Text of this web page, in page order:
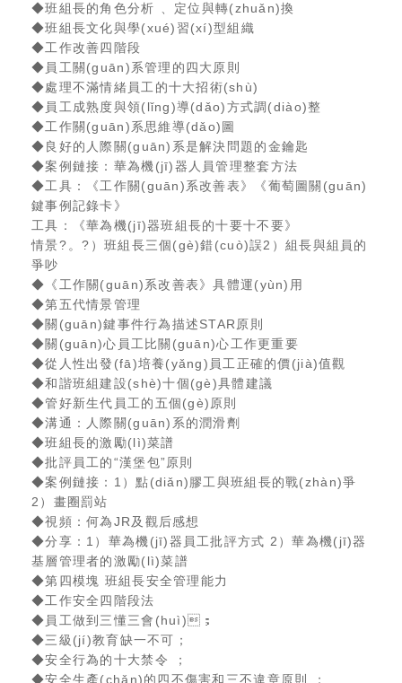
◆班組長的角色分析、定位與轉(zhuǎn)換
◆班組長文化與學(xué)習(xí)型組織
◆工作改善四階段
◆員工關(guān)系管理的四大原則
◆處理不滿情緒員工的十大招術(shù)
◆員工成熟度與領(lǐng)導(dǎo)方式調(diào)整
◆工作關(guān)系思維導(dǎo)圖
◆良好的人際關(guān)系是解決問題的金鑰匙
◆案例鏈接：華為機(jī)器人員管理整套方法
◆工具：《工作關(guān)系改善表》《葡萄圖關(guān)
鍵事例記錄卡》
工具：《華為機(jī)器班組長的十要十不要》
情景?。?）班組長三個(gè)錯(cuò)誤2）組長與組員的
爭吵
◆《工作關(guān)系改善表》具體運(yùn)用
◆第五代情景管理
◆關(guān)鍵事件行為描述STAR原則
◆關(guān)心員工比關(guān)心工作更重要
◆從人性出發(fā)培養(yǎng)員工正確的價(jià)值觀
◆和諧班組建設(shè)十個(gè)具體建議
◆管好新生代員工的五個(gè)原則
◆溝通：人際關(guān)系的潤滑劑
◆班組長的激勵(lì)菜譜
◆批評員工的“漢堡包”原則
◆案例鏈接：1）點(diǎn)膠工與班組長的戰(zhàn)爭
2）畫圈罰站
◆視頻：何為JR及觀后感想
◆分享：1）華為機(jī)器員工批評方式 2）華為機(jī)器
基層管理者的激勵(lì)菜譜
◆第四模塊 班組長安全管理能力
◆工作安全四階段法
◆員工做到三懂三會(huì)；
◆三級(jí)教育缺一不可；
◆安全行為的十大禁令；
◆安全生產(chǎn)的四不傷害和三不違章原則；